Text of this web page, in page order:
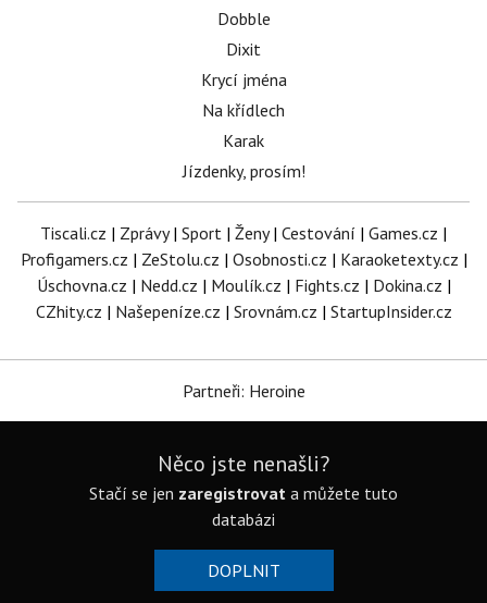
Dobble
Dixit
Krycí jména
Na křídlech
Karak
Jízdenky, prosím!
Tiscali.cz | Zprávy| Sport | Ženy| Cestování | Games.cz |
Profigamers.cz | ZeStolu.cz | Osobnosti.cz | Karaoketexty.cz |
Úschovna.cz | Nedd.cz | Moulík.cz | Fights.cz | Dokina.cz |
CZhity.cz | Našepeníze.cz | Srovnám.cz | StartupInsider.cz
Partneři: Heroine
Něco jste nenašli?
Stačí se jen zaregistrovat a můžete tuto
databázi
DOPLNIT